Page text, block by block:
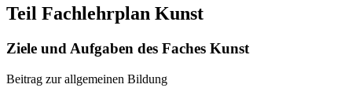
Teil Fachlehrplan Kunst
Ziele und Aufgaben des Faches Kunst
Beitrag zur allgemeinen Bildung